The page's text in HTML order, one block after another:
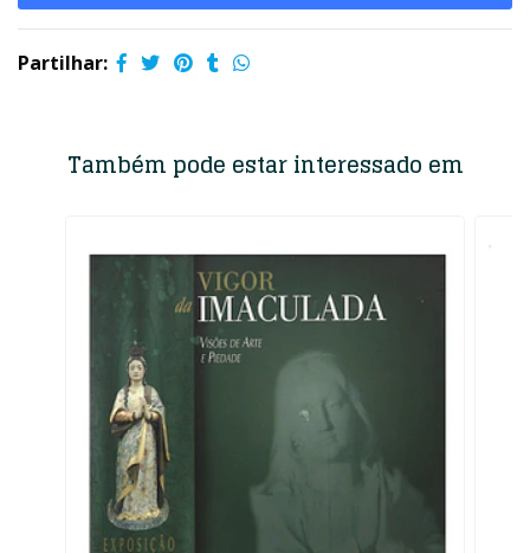
Partilhar:
Também pode estar interessado em